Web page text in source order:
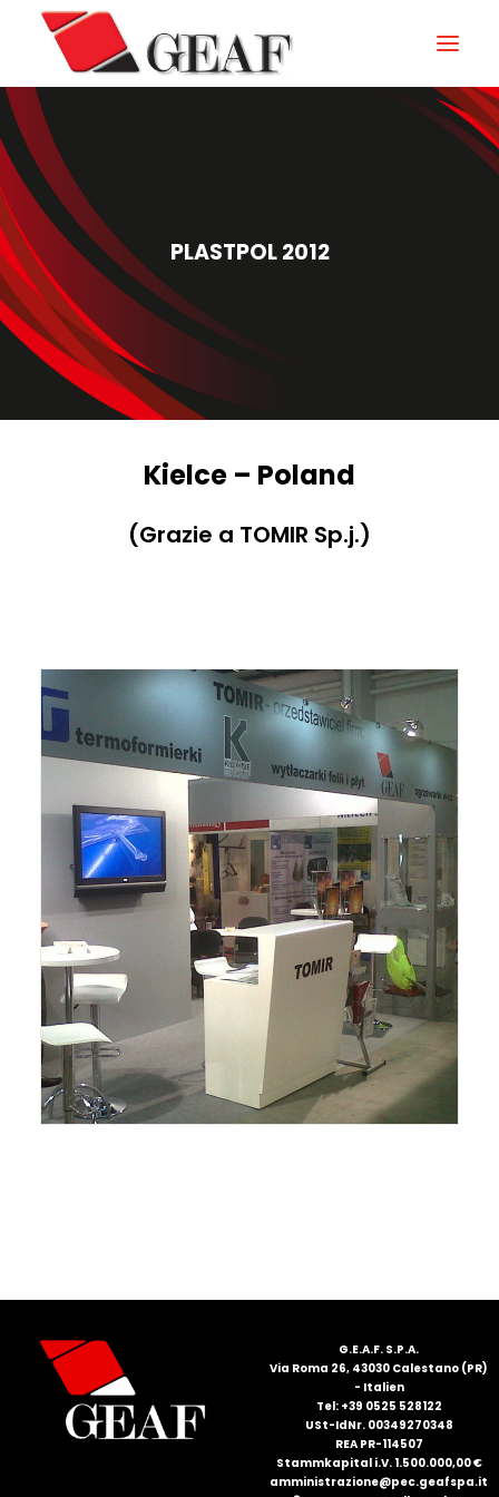
GEAF
UNTERNEHMEN
KNOW-HOW
UNSERE SEKTOREN
KONTAKTIEREN
NEUIGKEITEN UND VERANSTALTUNGEN
DOWNLOAD
ENGLISH
FRANÇAIS
PLASTPOL 2012
Kielce – Poland
(Grazie a TOMIR Sp.j.)
G.E.A.F. S.P.A.
Via Roma 26, 43030 Calestano (PR)
- Italien
Tel: +39 0525 528122
USt-IdNr. 00349270348
REA PR-114507
Stammkapital i.V. 1.500.000,00 €
amministrazione@pec.geafspa.it